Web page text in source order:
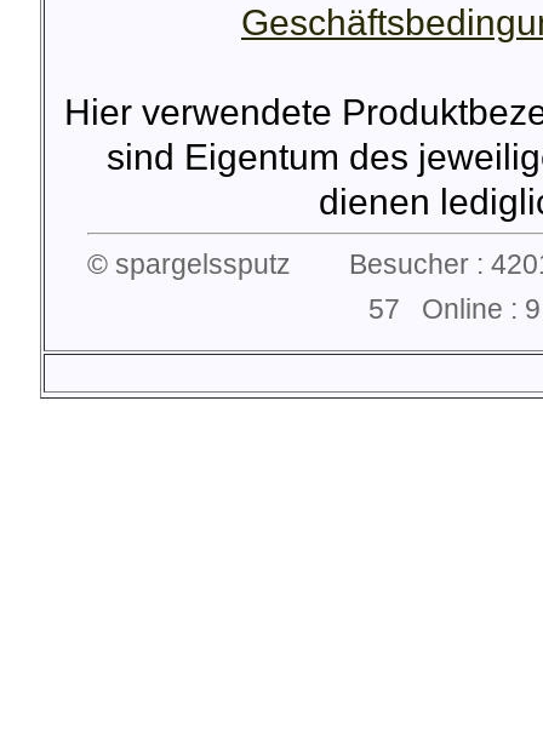
Hier verwendete
sind Eigentum des
dienen
© spargelssputz Besucher :
57 Online